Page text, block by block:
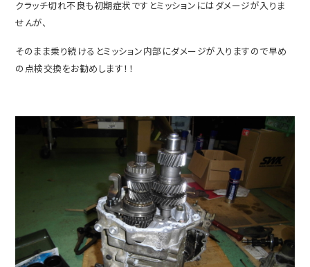
クラッチ切れ不良も初期症状ですとミッションにはダメージが入りま
せんが、
そのまま乗り続けるとミッション内部にダメージが入りますので早め
の点検交換をお勧めします！！